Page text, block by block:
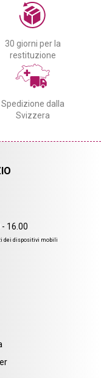
30 giorni per la
restituzione
Spedizione dalla
Svizzera
16.00
dei dispositivi mobili